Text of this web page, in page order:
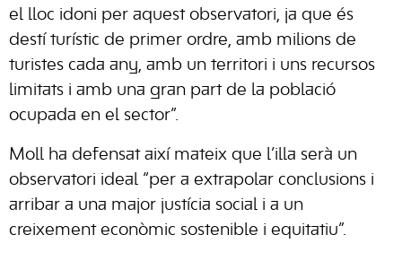
el lloc idoni per aquest observatori, ja que és
destí turístic de primer ordre, amb milions de
turistes cada any, amb un territori i uns recursos
limitats i amb una gran part de la població
ocupada en el sector”.
Moll ha defensat així mateix que l’illa serà un
observatori ideal “per a extrapolar conclusions i
arribar a una major justícia social i a un
creixement econòmic sostenible i equitatiu”.